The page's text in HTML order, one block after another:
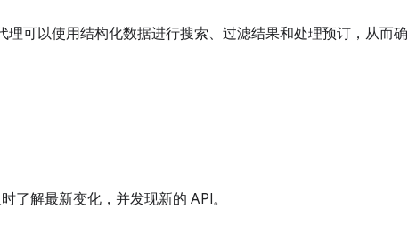
理可以使用结构化数据进行搜索、过滤结果和处理预订，从而确
了解最新变化，并发现新的 API。